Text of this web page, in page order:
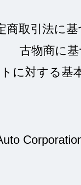
商取引法に
古物商に
に対する基